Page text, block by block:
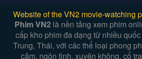
Website of the VN2 movie-watching
Phim VN2 là nền tảng xem phim
cấp kho phim đa dạng từ nhiều
Trung, Thái, với các thể loại phong
cảm, ngôn tình, xuyên không, cổ